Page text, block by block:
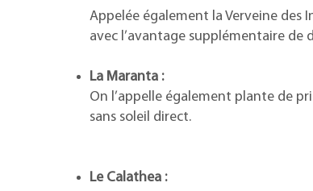
Appelée également la Verveine des
avec l’avantage supplémentaire de
La Maranta :
On l’appelle également plante de
sans soleil direct.
Le Calathea :